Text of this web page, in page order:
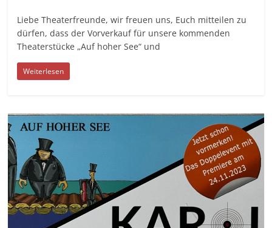
Liebe Theaterfreunde, wir freuen uns, Euch mitteilen zu
dürfen, dass der Vorverkauf für unsere kommenden
Theaterstücke „Auf hoher See“ und
Weiterlesen